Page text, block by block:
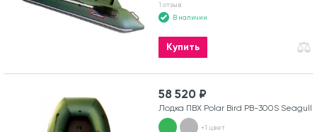
1 отзыв
В наличии
Купить
58 520 ₽
Лодка ПВХ Polar Bird PB-300S Seagull
+1 цвет